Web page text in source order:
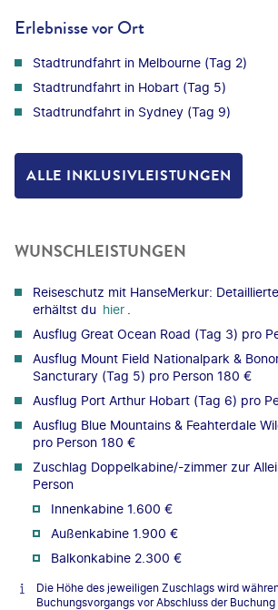
Erlebnisse vor Ort
Stadtrundfahrt in Melbourne (Tag 2)
Stadtrundfahrt in Hobart (Tag 5)
Stadtrundfahrt in Sydney (Tag 9)
ALLE INKLUSIVLEISTUNGEN
WUNSCHLEISTUNGEN
Reiseschutz mit HanseMerkur:
erhältst du hier
Ausflug Great Ocean Road (Tag 3) pro
Ausflug Mount Field Nationalpark &
Sancturary (Tag 5) pro Person 180 €
Ausflug Port Arthur Hobart (Tag 6) pro
Ausflug Blue Mountains & Feahterdale
pro Person 180 €
Zuschlag Doppelkabine/-zimmer zur
Person
Innenkabine 1.600 €
Außenkabine 1.900 €
Balkonkabine 2.300 €
Die Höhe des jeweiligen Zuschlags wird
Buchungsvorgangs vor Abschluss der Buchung